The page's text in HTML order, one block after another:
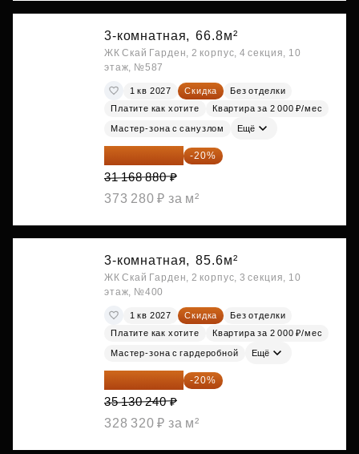
3-комнатная, 66.8м²
ЖК Скай Гарден, 2 корпус, 4 секция, 10
этаж, №587
1 кв 2027 Скидка
Без отделки
Платите как хотите
Квартира за 2 000 ₽/мес
Мастер-зона с санузлом Ещё
24 935 104 ₽ -20%
31 168 880 ₽
373 280 ₽ за м²
3-комнатная, 85.6м²
ЖК Скай Гарден, 2 корпус, 3 секция, 10
этаж, №400
1 кв 2027 Скидка
Без отделки
Платите как хотите
Квартира за 2 000 ₽/мес
Мастер-зона с гардеробной Ещё
28 104 192 ₽ -20%
35 130 240 ₽
328 320 ₽ за м²